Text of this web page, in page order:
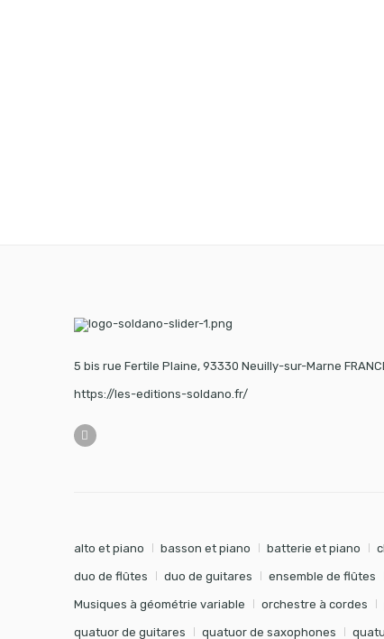
5 bis rue Fertile Plaine, 93330 Neuilly-sur-Marne
https://les-editions-soldano.fr/
alto et piano basson et piano batterie et piano
duo de flûtes duo de guitares ensemble de flûtes
Musiques à géométrie variable orchestre à cordes
quatuor de guitares quatuor de saxophones